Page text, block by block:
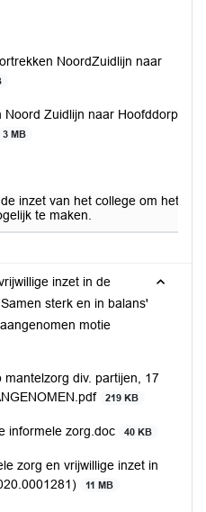
NoordZuidlijn naar
Noord Zuidlijn naar Hoofddorp
3 MB
inzet van het college om het
te maken.
inzet in de
sterk en in balans'
motie
mantelzorg div. partijen, 17
219 KB
informele zorg.doc 40 KB
zorg en vrijwillige inzet in
11 MB